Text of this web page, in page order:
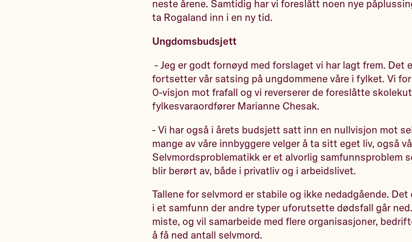
neste årene. Samtidig har vi foreslått noen nye
ta Rogaland inn i en ny tid.
Ungdomsbudsjett
- Jeg er godt fornøyd med forslaget vi har lagt frem. Det
fortsetter vår satsing på ungdommene våre i fylket. Vi
0-visjon mot frafall og vi reverserer de foreslåtte
fylkesvaraordfører Marianne Chesak.
- Vi har også i årets budsjett satt inn en nullvisjon mot
mange av våre innbyggere velger å ta sitt eget liv, også
Selvmordsproblematikk er et alvorlig samfunnsproblem
blir berørt av, både i privatliv og i arbeidslivet.
Tallene for selvmord er stabile og ikke nedadgående.
i et samfunn der andre typer uforutsette dødsfall går
miste, og vil samarbeide med flere organisasjoner,
å få ned antall selvmord.